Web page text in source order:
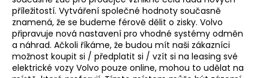
příležitostí. Vytváření společné hodnoty současně
znamená, že se budeme férově dělit o zisky. Volvo
připravuje nová nastavení pro vhodné systémy odměn
a náhrad. Ačkoli říkáme, že budou mít naši zákazníci
možnost koupit si / předplatit si / vzít si na leasing své
elektrické vozy Volvo pouze online, mohou to udělat na